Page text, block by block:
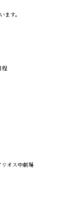
す。
程
オス中劇場